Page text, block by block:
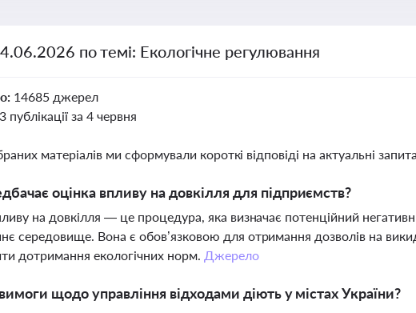
по темі: Екологічне регулювання
14685 джерел
публікації за 4 червня
матеріалів ми сформували короткі відповіді на актуальні
оцінка впливу на довкілля для підприємств?
на довкілля — це процедура, яка визначає потенційний
середовище. Вона є обов’язковою для отримання дозволів на
дотримання екологічних норм. Джерело
щодо управління відходами діють у містах України?